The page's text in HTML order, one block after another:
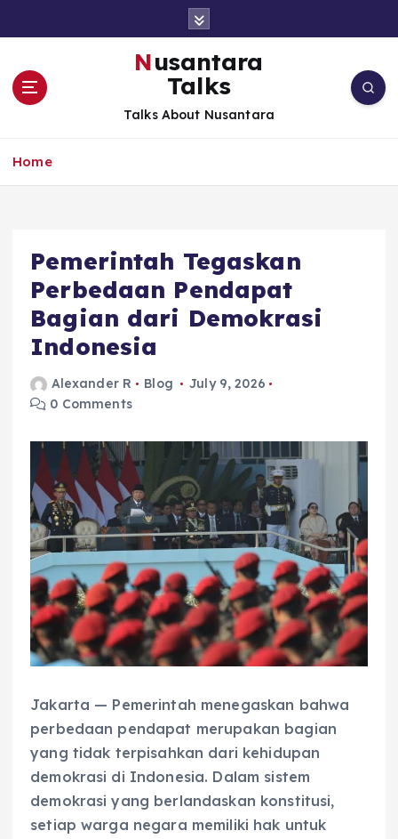
Nusantara
Talks
Talks About Nusantara
Home
Pemerintah Tegaskan
Perbedaan Pendapat
Bagian dari Demokrasi
Indonesia
Alexander R Blog
July 9, 2026
0 Comments
Jakarta — Pemerintah menegaskan bahwa
perbedaan pendapat merupakan bagian
yang tidak terpisahkan dari kehidupan
demokrasi di Indonesia. Dalam sistem
demokrasi yang berlandaskan konstitusi,
setiap warga negara memiliki hak untuk